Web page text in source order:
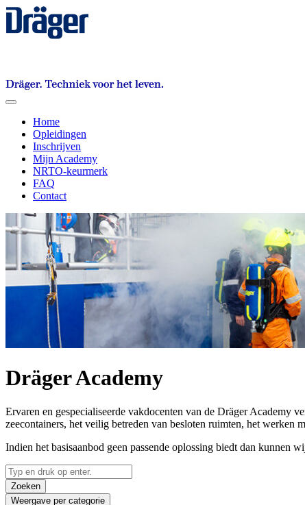
Toggle
navigationHome
Opleidingen
Inschrijven
Mijn Academy
NRTO-keurmerk
FAQ
Contact
Dräger Academy
Ervaren en gespecialiseerde vakdocenten van de Dräger Academy
zeecontainers, het veilig betreden van besloten ruimten, het werken
Indien het basisaanbod geen passende oplossing biedt dan kunnen
Zoeken
Weergave per categorie